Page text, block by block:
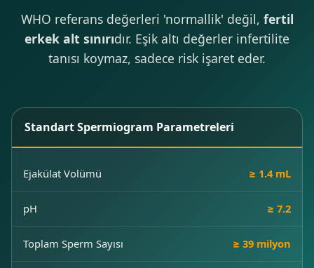
WHO referans değerleri 'normallik' değil, fertil
erkek alt sınırıdır. Eşik altı değerler infertilite
tanısı koymaz, sadece risk işaret eder.
Standart Spermiogram Parametreleri
Ejakülat Volümü ≥ 1.4 mL
pH ≥ 7.2
Toplam Sperm Sayısı ≥ 39 milyon